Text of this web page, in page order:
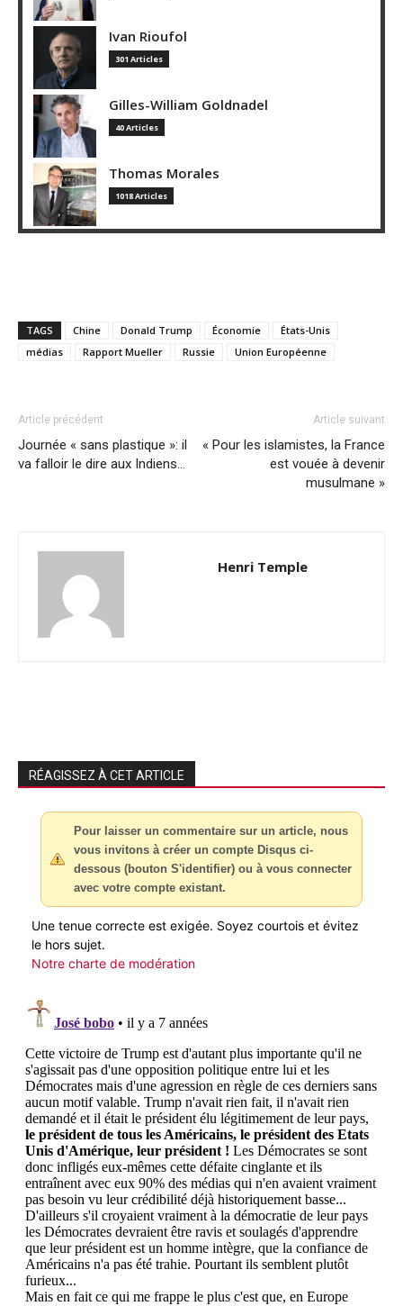
Ivan Rioufol
301 Articles
Gilles-William Goldnadel
40 Articles
Thomas Morales
1018 Articles
TAGS Chine Donald Trump Économie
États-Unis
médias
Rapport Mueller Russie Union Européenne
Article précédent
Journée « sans plastique »: il
va falloir le dire aux Indiens…
Article suivant
« Pour les islamistes, la France
est vouée à devenir
musulmane »
Henri Temple
RÉAGISSEZ À CET ARTICLE
Pour laisser un commentaire sur un article, nous
vous invitons à créer un compte Disqus ci-
dessous (bouton S'identifier) ou à vous connecter
avec votre compte existant.
Une tenue correcte est exigée. Soyez courtois et évitez
le hors sujet.
Notre charte de modération